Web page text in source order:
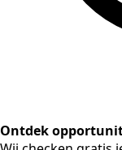
Ontdek